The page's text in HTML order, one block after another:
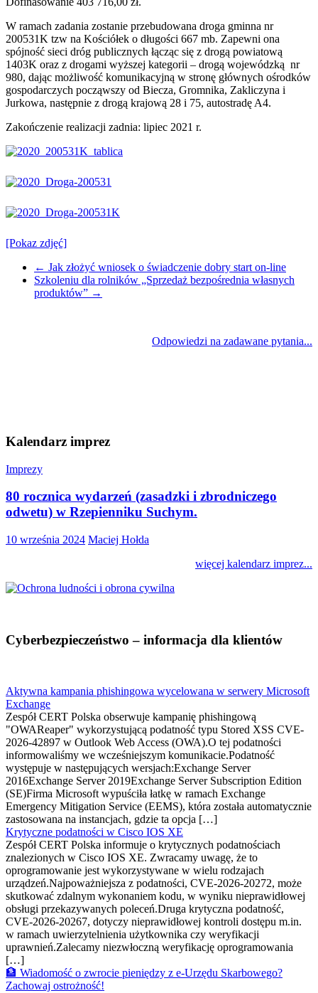
W ramach zadania zostanie przebudowana droga gminna nr
200531K tzw na Kościółek o długości 667 mb. Zapewni ona
spójność sieci dróg publicznych łącząc się z drogą powiatową
1403K oraz z drogami wyższej kategorii – drogą wojewódzką nr
980, dając możliwość komunikacyjną w stronę głównych ośrodków
gospodarczych począwszy od Biecza, Gromnika, Zakliczyna i
Jurkowa, następnie z drogą krajową 28 i 75, autostradę A4.
Zakończenie realizacji zadnia: lipiec 2021 r.
[Pokaz zdjęć]
← Jak złożyć wniosek o świadczenie dobry start on-line
Szkoleniu dla rolników „Sprzedaż bezpośrednia własnych
produktów” →
Odpowiedzi na zadawane pytania...
Kalendarz imprez
Imprezy
80 rocznica wydarzeń (zasadzki i zbrodniczego
odwetu) w Rzepienniku Suchym.
10 września 2024 Maciej Hołda
więcej kalendarz imprez...
Cyberbezpieczeństwo – informacja dla klientów
Aktywna kampania phishingowa wycelowana w serwery Microsoft
Exchange
Zespół CERT Polska obserwuje kampanię phishingową
"OWAReaper" wykorzystującą podatność typu Stored XSS CVE-
2026-42897 w Outlook Web Access (OWA).O tej podatności
informowaliśmy we wcześniejszym komunikacie.Podatność
występuje w następujących wersjach:Exchange Server
2016Exchange Server 2019Exchange Server Subscription Edition
(SE)Firma Microsoft wypuściła łatkę w ramach Exchange
Emergency Mitigation Service (EEMS), która została automatycznie
zastosowana na instancjach, gdzie ta opcja […]
Krytyczne podatności w Cisco IOS XE
Zespół CERT Polska informuje o krytycznych podatnościach
znalezionych w Cisco IOS XE. Zwracamy uwagę, że to
oprogramowanie jest wykorzystywane w wielu rodzajach
urządzeń.Najpoważniejsza z podatności, CVE-2026-20272, może
skutkować zdalnym wykonaniem kodu, w wyniku nieprawidłowej
obsługi przekazywanych poleceń.Druga krytyczna podatność,
CVE-2026-20267, dotyczy nieprawidłowej kontroli dostępu m.in.
w ramach uwierzytelnienia użytkownika czy weryfikacji
uprawnień.Zalecamy niezwłoczną weryfikację oprogramowania
[…]
🏦 Wiadomość o zwrocie pieniędzy z e-Urzędu Skarbowego?
Zachowaj ostrożność!